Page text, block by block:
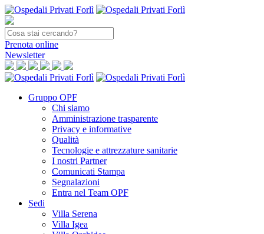
Prenota online
Newsletter
Gruppo OPF
Chi siamo
Amministrazione trasparente
Privacy e informative
Qualità
Tecnologie e attrezzature sanitarie
I nostri Partner
Comunicati Stampa
Segnalazioni
Entra nel Team OPF
Sedi
Villa Serena
Villa Igea